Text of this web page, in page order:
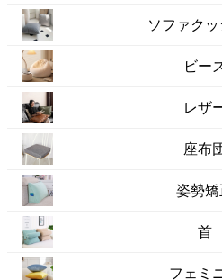
ソファク
ビー
レザ
座布
姿勢矯
首
フェミ